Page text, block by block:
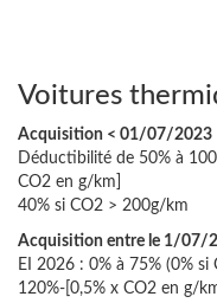
Voitures
Acquisition < 01/07/2023
Déductibilité de 50% à
CO2 en g/km]
40% si CO2 > 200g/km
Acquisition entre le 1/07/
EI 2026 : 0% à 75% (0%
120%-[0,5% x CO2 en g/